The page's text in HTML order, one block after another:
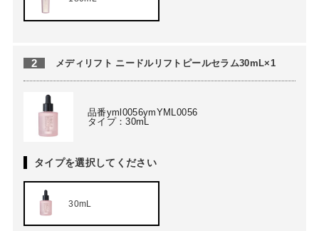
2 メディリフト ニードルリフトピールセラム30mL×1
品番yml0056ymYML0056
タイプ：30mL
タイプを選択してください
30mL